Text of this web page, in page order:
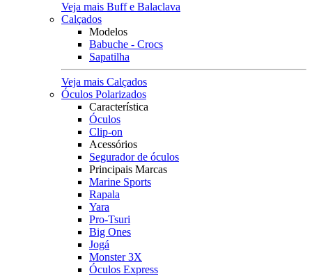
Veja mais Buff e Balaclava
Calçados
Modelos
Babuche - Crocs
Sapatilha
Veja mais Calçados
Óculos Polarizados
Característica
Óculos
Clip-on
Acessórios
Segurador de óculos
Principais Marcas
Marine Sports
Rapala
Yara
Pro-Tsuri
Big Ones
Jogá
Monster 3X
Óculos Express